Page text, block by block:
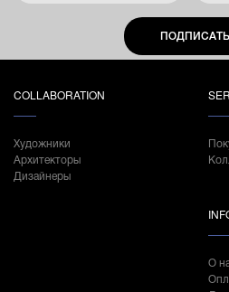
COLLABORATION
Художники
Архитекторы
Дизайнеры
О